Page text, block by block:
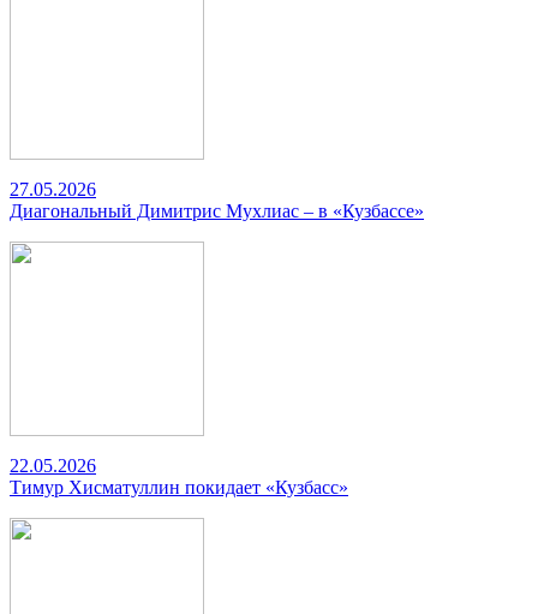
27.05.2026
Диагональный Димитрис Мухлиас – в «Кузбассе»
22.05.2026
Тимур Хисматуллин покидает «Кузбасс»